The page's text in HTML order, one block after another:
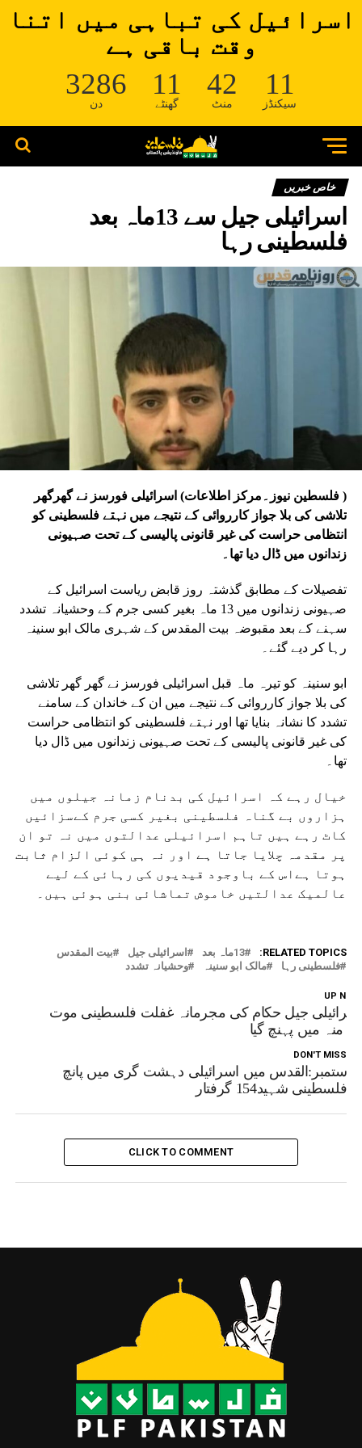
اسرائیل کی تباہی میں اتنا
وقت باقی ہے
3286
دن
11
گھنٹے
42
منٹ
11
سیکنڈز
خاص خبریں
اسرائیلی جیل سے 13ماہ بعد
فلسطینی رہا
( فلسطین نیوز۔مرکز اطلاعات) اسرائیلی فورسز نے گھرگھر
تلاشی کی بلا جواز کارروائی کے نتیجے میں نہتے فلسطینی کو
انتظامی حراست کی غیر قانونی پالیسی کے تحت صہیونی
زندانوں میں ڈال دیا تھا۔
تفصیلات کے مطابق گذشتہ روز قابض ریاست اسرائیل کے
صہیونی زندانوں میں 13 ماہ بغیر کسی جرم کے وحشیانہ تشدد
سہنے کے بعد مقبوضہ بیت المقدس کے شہری مالک ابو سنینہ
رہا کر دیے گئے۔
ابو سنینہ کو تیرہ ماہ قبل اسرائیلی فورسز نے گھر گھر تلاشی
کی بلا جواز کارروائی کے نتیجے میں ان کے خاندان کے سامنے
تشدد کا نشانہ بنایا تھا اور نہتے فلسطینی کو انتظامی حراست
کی غیر قانونی پالیسی کے تحت صہیونی زندانوں میں ڈال دیا
تھا۔
خیال رہے کہ اسرائیل کی بدنام زمانہ جیلوں میں
ہزاروں بے گناہ فلسطینی بغیر کسی جرم کےسزائیں
کاٹ رہے ہیں تاہم اسرائیلی عدالتوں میں نہ تو ان
پر مقدمہ چلایا جاتا ہے اور نہ ہی کوئی الزام ثابت
ہوتا ہےاس کے باوجود قیدیوں کی رہائی کے لیے
عالمیک عدالتیں خاموش تماشائی بنی ہوئی ہیں۔
RELATED TOPICS: 13ماہ بعد اسرائیلی جیل
بیت المقدس
فلسطینی رہا
مالک ابو سنینہ وحشیانہ تشدد
UP
جیل حکام کی مجرمانہ غفلت فلسطینی موت
منہ میں پہنچ گیا
DON'T MISS
ستمبر:القدس میں اسرائیلی دہشت گری میں پانچ
فلسطینی شہید154 گرفتار
CLICK TO COMMENT